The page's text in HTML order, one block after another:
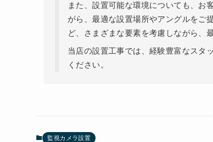
また、設置可能な環境についても、お
がら、最適な設置場所やアングルをご
ど、さまざまな要素を考慮しながら、
当店の設置工事では、経験豊富なスタ
ください。
監視カメラ設置